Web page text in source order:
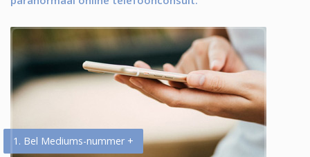
1. Bel Mediums-nummer +